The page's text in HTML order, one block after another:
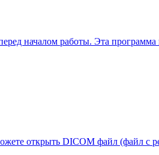
началом работы. Эта программа
открыть DICOM файл (файл с